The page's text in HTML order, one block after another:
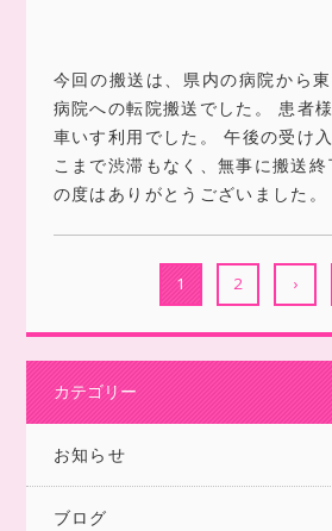
今回の搬送は、県内の病院から
病院への転院搬送でした。 患者
車いす利用でした。 午後の受け
こまで渋滞もなく、無事に搬送
の度はありがとうございました
1 2 ›
カテゴリー
お知らせ
ブログ